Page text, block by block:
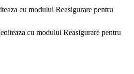
cu modulul Reasigurare pentru
cu modulul Reasigurare pentru